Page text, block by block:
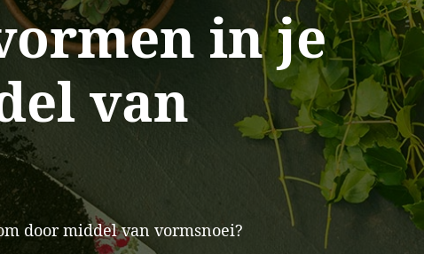
in je
van
door middel van vormsnoei?